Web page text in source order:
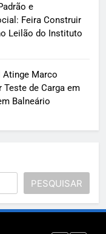
e
Feira Construir
Leilão do Instituto
Atinge Marco
de Carga em
Balneário
PESQUISAR